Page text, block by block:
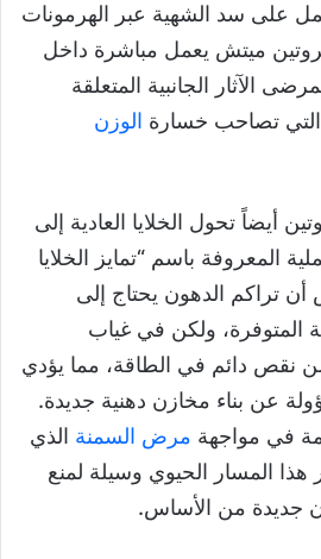
على سد الشهية عبر الهرمونات
ميتش يعمل مباشرة داخل
الآثار الجانبية المتعلقة
التي تصاحب خسارة الوزن
أيضاً تحول الخلايا العادية إلى
المعروفة باسم “تمايز الخلايا
تراكم الدهون يحتاج إلى
المتوفرة، ولكن في غياب
من نقص دائم في الطاقة، مما يؤدي
عن بناء مخازن دهنية جديدة.
في مواجهة مرض السمنة الذي
هذا المسار الحيوي وسيلة لمنع
جديدة من الأساس.